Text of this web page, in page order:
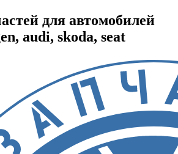
для автомобилей
audi, skoda, seat